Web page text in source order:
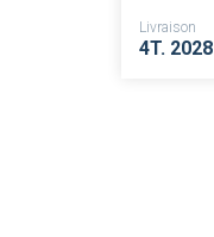
Livraison
4T. 2028